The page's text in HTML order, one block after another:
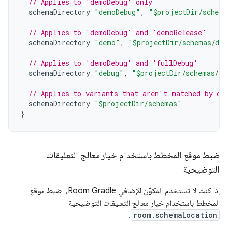
schemaDirectory "demoDebug" , "$projectDir/
// Applies to 'demoDebug' and 'demoRelease'
schemaDirectory "demo" , "$projectDir/schemas/
// Applies to 'demoDebug' and 'fullDebug'
schemaDirectory "debug" , "$projectDir/schemas/
// Applies to variants that aren't matched by
schemaDirectory "$projectDir/schemas"
}
ضبط موقع المخطط باستخدام خيار معالج التعليقات
التوضيحية
إذا كنت لا تستخدم المكوّن الإضافي Room Gradle، اضبط موقع
المخطط باستخدام خيار معالج التعليقات التوضيحية
room.schemaLocation
.